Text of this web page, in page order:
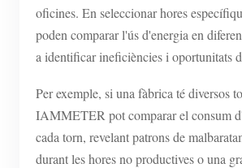
oficines. En seleccionar hores
poden comparar l'ús d'energia en
a identificar ineficiències i oportunitats
Per exemple, si una fàbrica té diversos
IAMMETER pot comparar el consum
cada torn, revelant patrons de
durant les hores no productives o una